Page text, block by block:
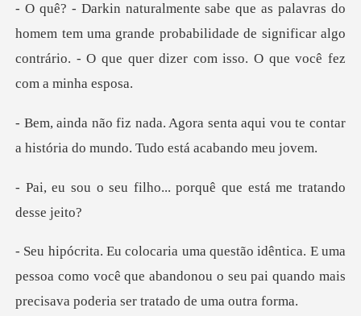
tem uma grande probabilidade de significar algo
contrário. -
ta aqui vou te contar
a história do
ho... porquê que está m
uma
pessoa como você que abandonou o seu pai quando